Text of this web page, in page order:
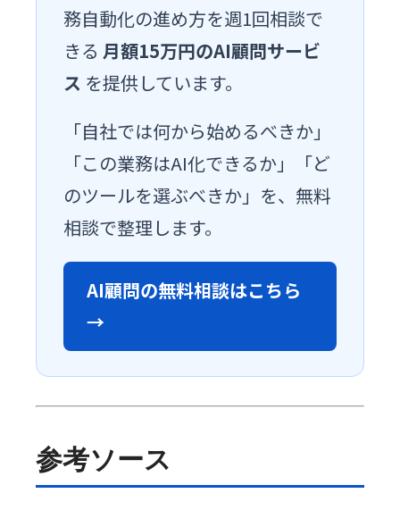
務自動化の進め方を週1回相談で
きる 月額15万円のAI顧問サービ
ス を提供しています。
「自社では何から始めるべきか」
「この業務はAI化できるか」「ど
のツールを選ぶべきか」を、無料
相談で整理します。
AI顧問の無料相談はこちら
→
参考ソース